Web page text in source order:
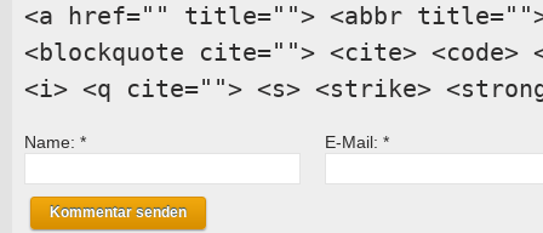
<a href="" title=""> <abbr title="">
<blockquote cite=""> <cite> <code>
<i> <q cite=""> <s> <strike>
Name: * E-Mail: *